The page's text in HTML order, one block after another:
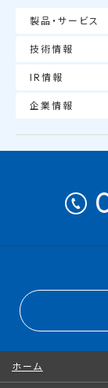
製品・サービス
技術情報
IR情報
企業情報
ホーム